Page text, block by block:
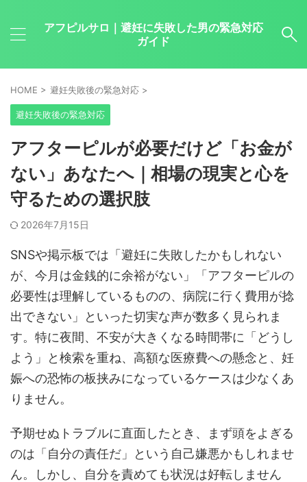
アフピルサロ｜避妊に失敗した男の緊急対応
ガイド
HOME > 避妊失敗後の緊急対応 >
避妊失敗後の緊急対応
アフターピルが必要だけど「お金が
ない」あなたへ｜相場の現実と心を
守るための選択肢
2026年7月15日
SNSや掲示板では「避妊に失敗したかもしれない
が、今月は金銭的に余裕がない」「アフターピルの
必要性は理解しているものの、病院に行く費用が捻
出できない」といった切実な声が数多く見られま
す。特に夜間、不安が大きくなる時間帯に「どうし
よう」と検索を重ね、高額な医療費への懸念と、妊
娠への恐怖の板挟みになっているケースは少なくあ
りません。
予期せぬトラブルに直面したとき、まず頭をよぎる
のは「自分の責任だ」という自己嫌悪かもしれませ
ん。しかし、自分を責めても状況は好転しません